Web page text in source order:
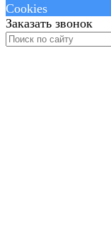
Cookies
Заказать звонок